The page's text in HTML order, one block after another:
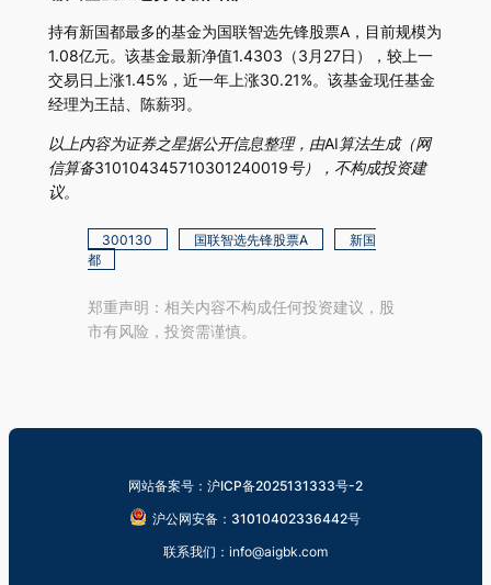
持有新国都最多的基金为国联智选先锋股票A，目前规模为
1.08亿元。该基金最新净值1.4303（3月27日），较上一
交易日上涨1.45%，近一年上涨30.21%。该基金现任基金
经理为王喆、陈薪羽。
以上内容为证券之星据公开信息整理，由AI算法生成（网
信算备310104345710301240019号），不构成投资建
议。
300130 国联智选先锋股票A
新国
都
郑重声明：相关内容不构成任何投资建议，股
市有风险，投资需谨慎。
网站备案号：沪ICP备2025131333号-2
沪公网安备：31010402336442号
联系我们：info@aigbk.com